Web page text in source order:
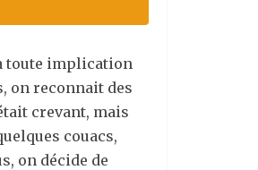
toute implication
on reconnait des
crevant, mais
couacs,
on décide de